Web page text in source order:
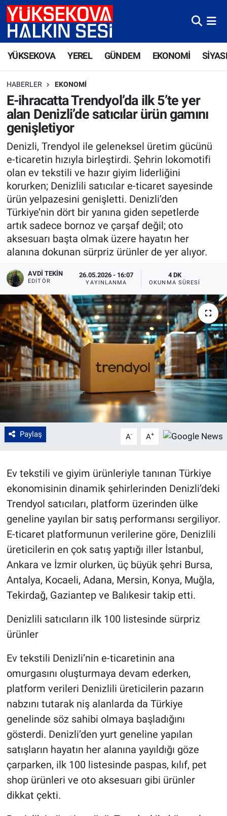
YÜKSEKOVA YEREL GÜNDEM EKONOMİ
HABERLER EKONOMI
E-ihracatta Trendyol’da ilk 5’te yer
alan Denizli’de satıcılar ürün gamını
genişletiyor
Denizli, Trendyol ile geleneksel üretim gücünü
e-ticaretin hızıyla birleştirdi. Şehrin lokomotifi
olan ev tekstili ve hazır giyim liderliğini
korurken; Denizlili satıcılar e-ticaret sayesinde
ürün yelpazesini genişletti. Denizli’den
Türkiye’nin dört bir yanına giden sepetlerde
artık sadece bornoz ve çarşaf değil; oto
aksesuarı başta olmak üzere hayatın her
alanına dokunan sürpriz ürünler de yer alıyor.
AVDI TEKIN
EDITÖR
26.05.2026 - 16:07
YAYINLANMA
4 DK
OKUNMA SÜRESI
Paylaş A- A+
Ev tekstili ve giyim ürünleriyle tanınan Türkiye
ekonomisinin dinamik şehirlerinden Denizli’deki
Trendyol satıcıları, platform üzerinden ülke
geneline yayılan bir satış performansı sergiliyor.
E-ticaret platformunun verilerine göre, Denizlili
üreticilerin en çok satış yaptığı iller İstanbul,
Ankara ve İzmir olurken, üç büyük şehri Bursa,
Antalya, Kocaeli, Adana, Mersin, Konya, Muğla,
Tekirdağ, Gaziantep ve Balıkesir takip etti.
Denizlili satıcıların ilk 100 listesinde sürpriz
ürünler
Ev tekstili Denizli’nin e-ticaretinin ana
omurgasını oluşturmaya devam ederken,
platform verileri Denizlili üreticilerin pazarın
nabzını tutarak niş alanlarda da Türkiye
genelinde söz sahibi olmaya başladığını
gösterdi. Denizli’den yurt geneline yapılan
satışların hayatın her alanına yayıldığı göze
çarparken, ilk 100 listesinde paspas, kılıf, pet
shop ürünleri ve oto aksesuarı gibi ürünler
dikkat çekti.
Yüksekova Nöbetçi Eczaneler
Süper Lig Puan Durumu ve Fikstür
Tüm Manşetler
Son Dakika Haberleri
Haber Arşivi